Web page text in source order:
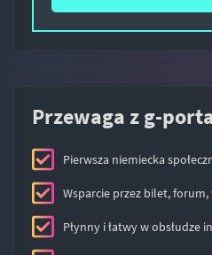
Przewaga z g-
Pierwsza niemiecka
Wsparcie przez bilet,
Płynny i łatwy w obsłudze